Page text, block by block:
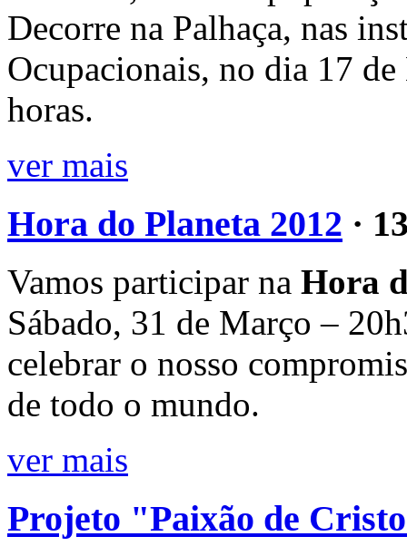
Decorre na Palhaça, nas
Ocupacionais, no dia 17
horas.
ver mais
Hora do Planeta 2012 ·
Vamos participar na Hora
Sábado, 31 de Março –
celebrar o nosso
de todo o mundo.
ver mais
Projeto "Paixão de